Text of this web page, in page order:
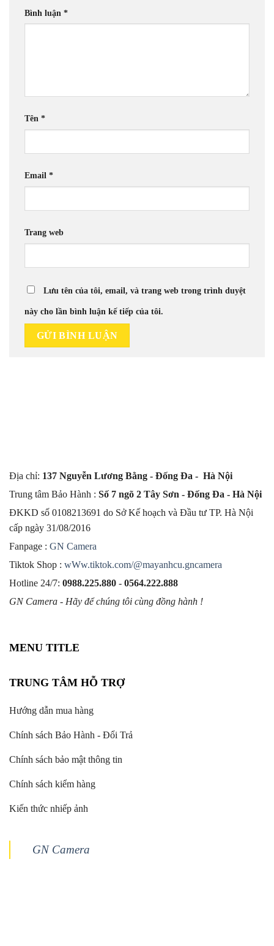
Bình luận *
Tên *
Email *
Trang web
Lưu tên của tôi, email, và trang web trong trình duyệt
này cho lần bình luận kế tiếp của tôi.
Địa chỉ: 137 Nguyễn Lương Bằng - Đống Đa - Hà Nội
Trung tâm Bảo Hành : Số 7 ngõ 2 Tây Sơn - Đống Đa - Hà Nội
ĐKKD số 0108213691 do Sở Kế hoạch và Đầu tư TP. Hà Nội
cấp ngày 31/08/2016
Fanpage : GN Camera
Tiktok Shop : wWw.tiktok.com/@mayanhcu.gncamera
Hotline 24/7: 0988.225.880 - 0564.222.888
GN Camera - Hãy để chúng tôi cùng đồng hành !
MENU TITLE
TRUNG TÂM HỖ TRỢ
Hướng dẫn mua hàng
Chính sách Bảo Hành - Đổi Trả
Chính sách bảo mật thông tin
Chính sách kiểm hàng
Kiến thức nhiếp ảnh
GN Camera